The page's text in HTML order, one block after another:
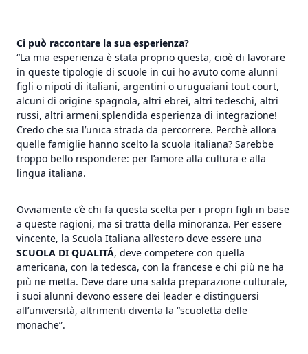
Ci può raccontare la sua esperienza?
“La mia esperienza è stata proprio questa, cioè di lavorare
in queste tipologie di scuole in cui ho avuto come alunni
figli o nipoti di italiani, argentini o uruguaiani tout court,
alcuni di origine spagnola, altri ebrei, altri tedeschi, altri
russi, altri armeni,splendida esperienza di integrazione!
Credo che sia l’unica strada da percorrere. Perchè allora
quelle famiglie hanno scelto la scuola italiana? Sarebbe
troppo bello rispondere: per l’amore alla cultura e alla
lingua italiana.
Ovviamente c’è chi fa questa scelta per i propri figli in base
a queste ragioni, ma si tratta della minoranza. Per essere
vincente, la Scuola Italiana all’estero deve essere una
SCUOLA DI QUALITÁ, deve competere con quella
americana, con la tedesca, con la francese e chi più ne ha
più ne metta. Deve dare una salda preparazione culturale,
i suoi alunni devono essere dei leader e distinguersi
all’università, altrimenti diventa la “scuoletta delle
monache”.